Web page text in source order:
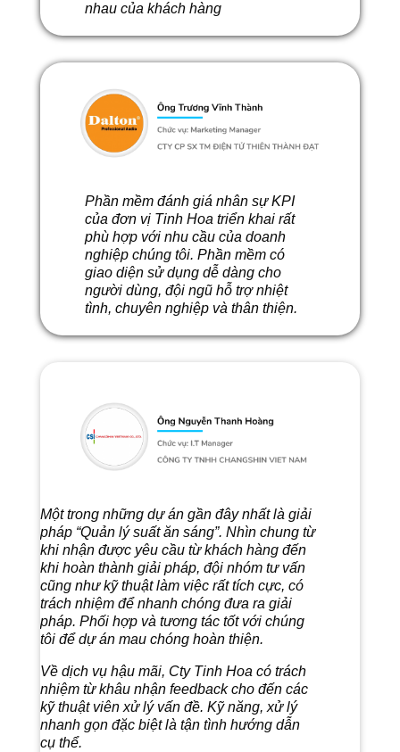
nhau của khách hàng
Phần mềm đánh giá nhân sự KPI
của đơn vị Tinh Hoa triển khai rất
phù hợp với nhu cầu của doanh
nghiệp chúng tôi. Phần mềm có
giao diện sử dụng dễ dàng cho
người dùng, đội ngũ hỗ trợ nhiệt
tình, chuyên nghiệp và thân thiện.
Một trong những dự án gần đây nhất là giải
pháp “Quản lý suất ăn sáng”. Nhìn chung từ
khi nhận được yêu cầu từ khách hàng đến
khi hoàn thành giải pháp, đội nhóm tư vấn
cũng như kỹ thuật làm việc rất tích cực, có
trách nhiệm để nhanh chóng đưa ra giải
pháp. Phối hợp và tương tác tốt với chúng
tôi để dự án mau chóng hoàn thiện.
Về dịch vụ hậu mãi, Cty Tinh Hoa có trách
nhiệm từ khâu nhận feedback cho đến các
kỹ thuật viên xử lý vấn đề. Kỹ năng, xử lý
nhanh gọn đặc biệt là tận tình hướng dẫn
cụ thể.